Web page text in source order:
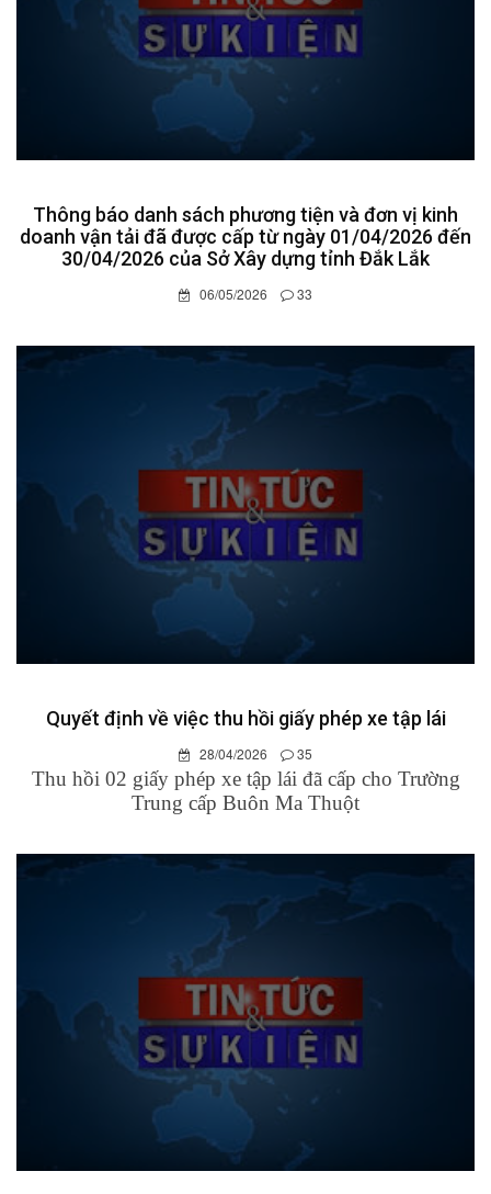
Thông báo danh sách phương tiện và đơn vị kinh
doanh vận tải đã được cấp từ ngày 01/04/2026 đến
30/04/2026 của Sở Xây dựng tỉnh Đắk Lắk
06/05/2026 33
Quyết định về việc thu hồi giấy phép xe tập lái
28/04/2026 35
Thu hồi 02 giấy phép xe tập lái đã cấp cho Trường
Trung cấp Buôn Ma Thuột